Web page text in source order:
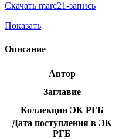
Скачать marc21-запись
Показать
Описание
Автор
Заглавие
Коллекции ЭК РГБ
Дата поступления в ЭК
РГБ